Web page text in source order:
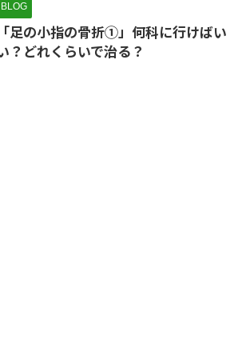
BLOG
「足の小指の骨折①」何科に行けばい
？どれくらいで治る？